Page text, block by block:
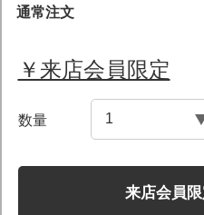
通常注文
￥来店会員限定
数量
来店会員